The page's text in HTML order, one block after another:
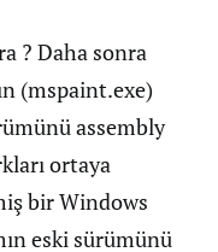
? Daha sonra
(mspaint.exe)
assembly
ortaya
bir Windows
eski sürümünü